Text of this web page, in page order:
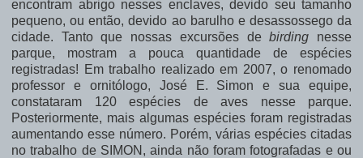
encontram abrigo nesses enclaves, devido seu tamanho
pequeno, ou então, devido ao barulho e desassossego da
cidade. Tanto que nossas excursões debirding
nesse
parque, mostram a pouca quantidade de espécies
registradas! Em trabalho realizado em 2007, o renomado
professor e ornitólogo, José E. Simon e sua equipe,
constataram 120 espécies de aves nesse parque.
Posteriormente, mais algumas espécies foram registradas
aumentando esse número. Porém, várias espécies citadas
no trabalho de SIMON, ainda não foram fotografadas e ou